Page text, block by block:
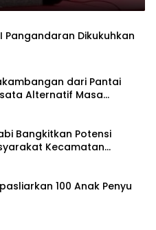
Pangandaran Dikukuhkan
dari Pantai
Alternatif Masa
Bangkitkan Potensi
Kecamatan
100 Anak Penyu